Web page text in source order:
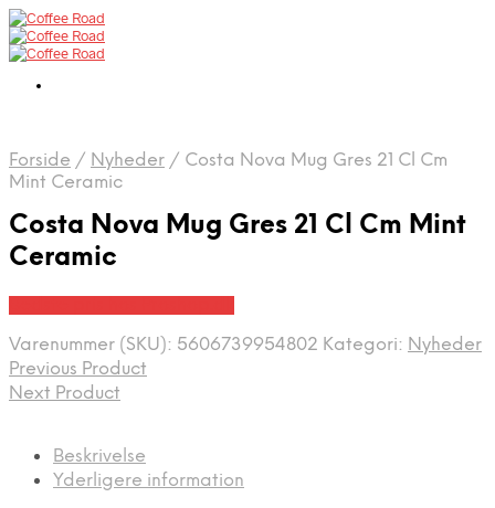
Forside / Nyheder / Costa Nova Mug Gres 21 Cl Cm
Mint Ceramic
Costa Nova Mug Gres 21 Cl Cm Mint
Ceramic
Varenummer (SKU): 5606739954802 Kategori: Nyheder
Previous Product
Next Product
Beskrivelse
Yderligere information